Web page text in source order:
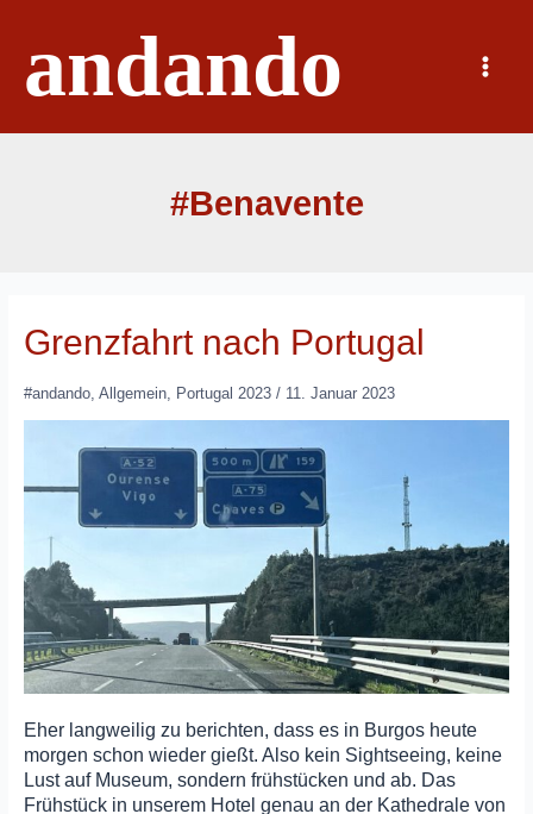
springenandando
Main
Menu
#Benavente
Grenzfahrt nach Portugal
#andando, Allgemein, Portugal 2023/ 11. Januar 2023
Eher langweilig zu berichten, dass es in Burgos heute
morgen schon wieder gießt. Also kein Sightseeing, keine
Lust auf Museum, sondern frühstücken und ab. Das
Frühstück in unserem Hotel genau an der Kathedrale von